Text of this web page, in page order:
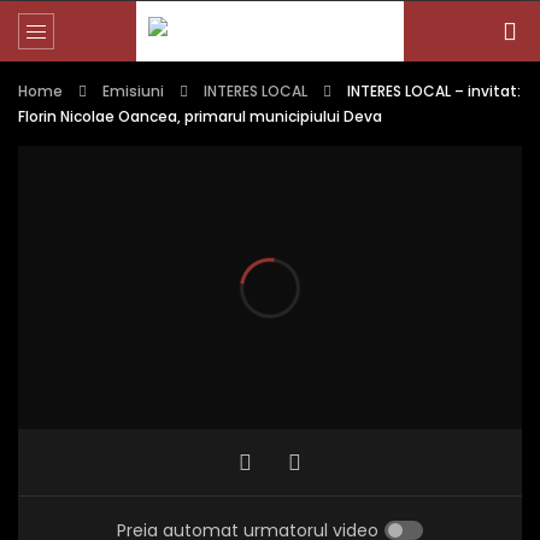
Home Emisiuni INTERES LOCAL
INTERES LOCAL – invitat:
Florin Nicolae Oancea, primarul municipiului Deva
Preia automat urmatorul video